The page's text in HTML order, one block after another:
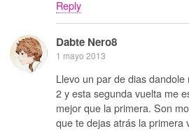
Reply
Dabte Nero8
1 mayo 2013
Llevo un par de dias
2 y esta segunda vuelta me
mejor que la primera. Son
que te dejas atrás la primera